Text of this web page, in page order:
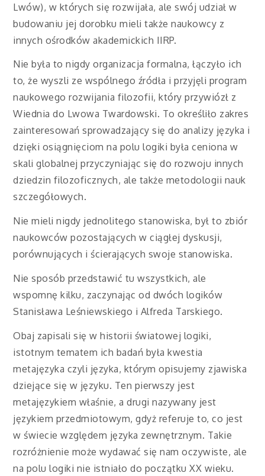
Lwów), w których się rozwijała, ale swój udział w
budowaniu jej dorobku mieli także naukowcy z
innych ośrodków akademickich IIRP.
Nie była to nigdy organizacja formalna, łączyło ich
to, że wyszli ze wspólnego źródła i przyjęli program
naukowego rozwijania filozofii, który przywiózł z
Wiednia do Lwowa Twardowski. To określiło zakres
zainteresowań sprowadzający się do analizy języka i
dzięki osiągnięciom na polu logiki była ceniona w
skali globalnej przyczyniając się do rozwoju innych
dziedzin filozoficznych, ale także metodologii nauk
szczegółowych.
Nie mieli nigdy jednolitego stanowiska, był to zbiór
naukowców pozostających w ciągłej dyskusji,
porównujących i ścierających swoje stanowiska.
Nie sposób przedstawić tu wszystkich, ale
wspomnę kilku, zaczynając od dwóch logików
Stanisława Leśniewskiego i Alfreda Tarskiego.
Obaj zapisali się w historii światowej logiki,
istotnym tematem ich badań była kwestia
metajęzyka czyli języka, którym opisujemy zjawiska
dziejące się w języku. Ten pierwszy jest
metajęzykiem właśnie, a drugi nazywany jest
językiem przedmiotowym, gdyż referuje to, co jest
w świecie względem języka zewnętrznym. Takie
rozróżnienie może wydawać się nam oczywiste, ale
na polu logiki nie istniało do początku XX wieku.